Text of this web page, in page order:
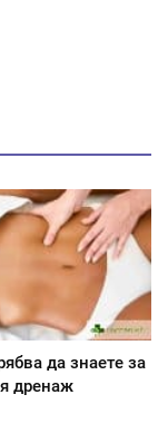
да знаете за
дренаж